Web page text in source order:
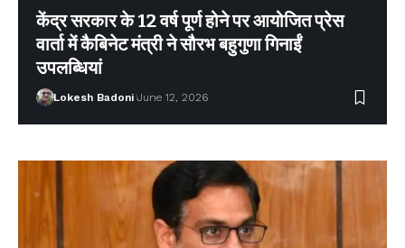
केंद्र सरकार के 12 वर्ष पूर्ण होने पर आयोजित प्रेस
वार्ता में कैबिनेट मंत्री ने सौरभ बहुगुणा गिनाईं
उपलब्धियां
Lokesh Badoni June 12, 2026